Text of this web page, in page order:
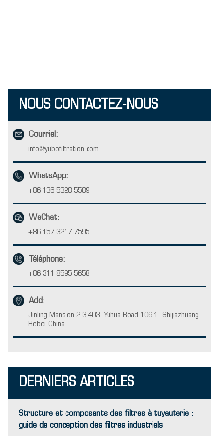
NOUS CONTACTEZ-NOUS
Courriel:
info@yubofiltration.com
WhatsApp:
+86 136 5328 5589
WeChat:
+86 157 3217 7595
Téléphone:
+86 311 8595 5658
Add:
Jinling Mansion 2-3-403, Yuhua Road 106-1, Shijiazhuang,
Hebei,China
DERNIERS ARTICLES
Structure et composants des filtres à tuyauterie :
guide de conception des filtres industriels